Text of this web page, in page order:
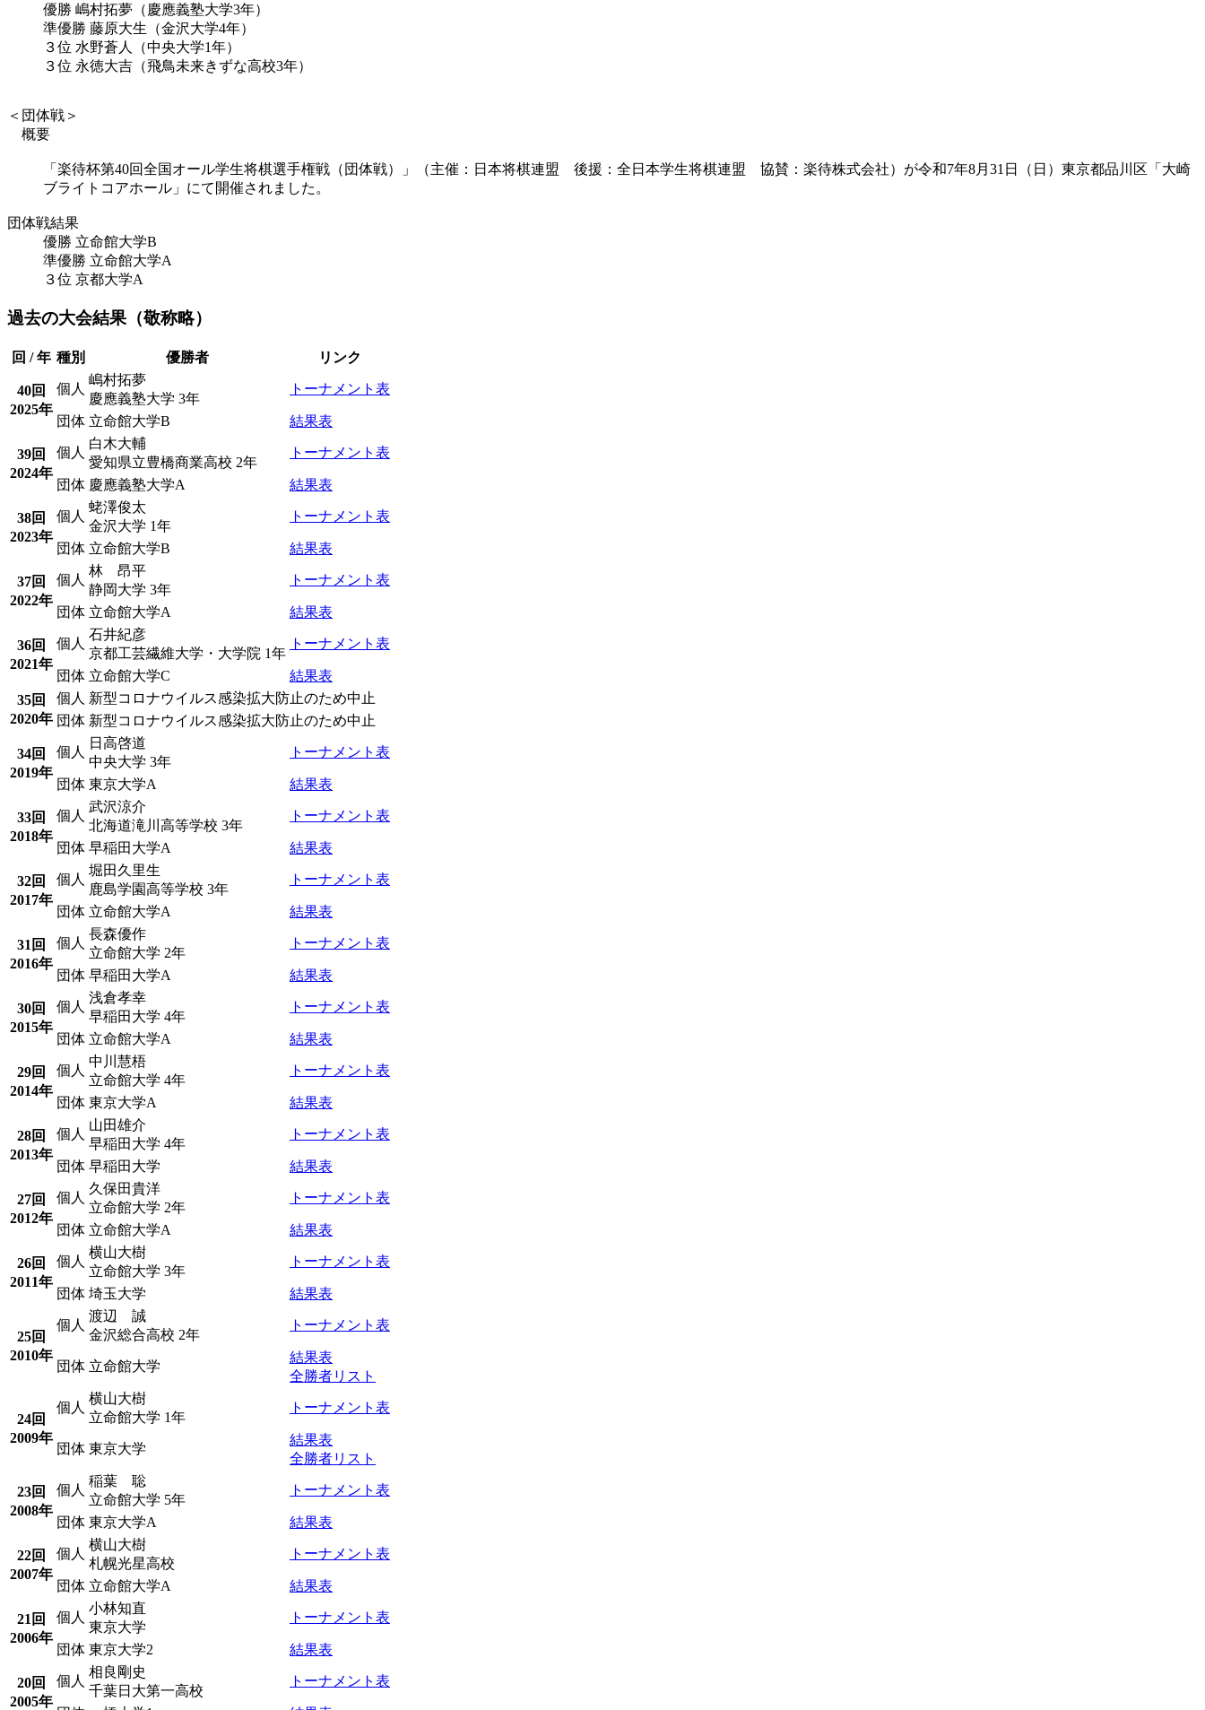
優勝 嶋村拓夢（慶應義塾大学3年）
準優勝 藤原大生（金沢大学4年）
３位 水野蒼人（中央大学1年）
３位 永徳大吉（飛鳥未来きずな高校3年）
＜団体戦＞
概要
「楽待杯第40回全国オール学生将棋選手権戦（団体戦）」（主催：日本将棋連盟 後援：全日本学生将棋連盟 協賛：楽待株式会社）が令和7年8月31日（日）東京都品川区「大崎
ブライトコアホール」にて開催されました。
団体戦結果
優勝 立命館大学B
準優勝 立命館大学A
３位 京都大学A
過去の大会結果（敬称略）
回 / 年 種別 優勝者 リンク
40回
2025年
個人
嶋村拓夢
慶應義塾大学 3年
トーナメント表
団体 立命館大学B 結果表
39回
2024年
個人
白木大輔
愛知県立豊橋商業高校 2年
トーナメント表
団体 慶應義塾大学A 結果表
38回
2023年
個人
蛯澤俊太
金沢大学 1年
トーナメント表
団体 立命館大学B 結果表
37回
2022年
個人
林 昂平
静岡大学 3年
トーナメント表
団体 立命館大学A 結果表
36回
2021年
個人
石井紀彦
京都工芸繊維大学・大学院 1年
トーナメント表
団体 立命館大学C
結果表
35回
2020年
個人 新型コロナウイルス感染拡大防止のため中止
団体 新型コロナウイルス感染拡大防止のため中止
34回
2019年
個人
日高啓道
中央大学 3年
トーナメント表
団体 東京大学A 結果表
33回
2018年
個人
武沢涼介
北海道滝川高等学校 3年
トーナメント表
団体 早稲田大学A 結果表
32回
2017年
個人
堀田久里生
鹿島学園高等学校 3年
トーナメント表
団体 立命館大学A 結果表
31回
2016年
個人
長森優作
立命館大学 2年
トーナメント表
団体 早稲田大学A 結果表
30回
2015年
個人
浅倉孝幸
早稲田大学 4年
トーナメント表
団体 立命館大学A 結果表
29回
2014年
個人
中川慧梧
立命館大学 4年
トーナメント表
団体 東京大学A 結果表
28回
2013年
個人
山田雄介
早稲田大学 4年
トーナメント表
団体 早稲田大学 結果表
27回
2012年
個人
久保田貴洋
立命館大学 2年
トーナメント表
団体 立命館大学A 結果表
26回
2011年
個人
横山大樹
立命館大学 3年
トーナメント表
団体 埼玉大学 結果表
25回
2010年
個人
渡辺 誠
金沢総合高校 2年
トーナメント表
団体 立命館大学
結果表
全勝者リスト
24回
2009年
個人
横山大樹
立命館大学 1年
トーナメント表
団体 東京大学
結果表
全勝者リスト
23回
2008年
個人
稲葉 聡
立命館大学 5年
トーナメント表
団体 東京大学A 結果表
22回
2007年
個人
横山大樹
札幌光星高校
トーナメント表
団体 立命館大学A 結果表
21回
2006年
個人
小林知直
東京大学
トーナメント表
団体 東京大学2 結果表
20回
2005年
個人
相良剛史
千葉日大第一高校
トーナメント表